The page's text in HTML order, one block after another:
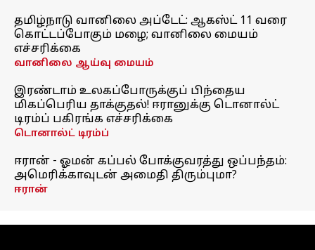
தமிழ்நாடு வானிலை அப்டேட்: ஆகஸ்ட் 11 வரை
கொட்டப்போகும் மழை; வானிலை மையம்
எச்சரிக்கை
வானிலை ஆய்வு மையம்
இரண்டாம் உலகப்போருக்குப் பிந்தைய
மிகப்பெரிய தாக்குதல்! ஈரானுக்கு டொனால்ட்
டிரம்ப் பகிரங்க எச்சரிக்கை
டொனால்ட் டிரம்ப்
ஈரான் - ஓமன் கப்பல் போக்குவரத்து ஒப்பந்தம்:
அமெரிக்காவுடன் அமைதி திரும்புமா?
ஈரான்